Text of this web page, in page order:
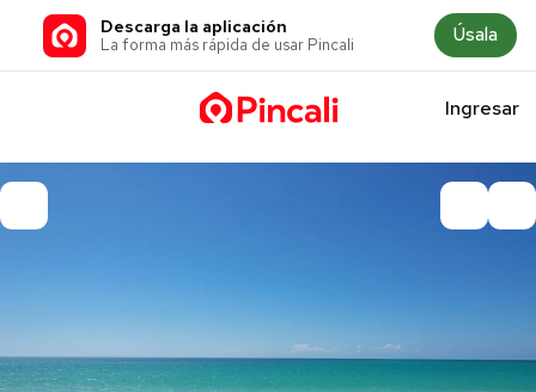
Descarga la aplicación
La forma más rápida de usar Pincali Úsala
Ingresar